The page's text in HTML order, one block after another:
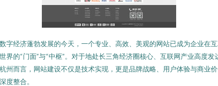
字经济蓬勃发展的今天，一个专业、高效、美观的网站已成为企业在
界的“门面”与“中枢”。对于地处长三角经济圈核心、互联网产业高度发
州而言，网站建设不仅是技术实现，更是品牌战略、用户体验与商业
度整合。